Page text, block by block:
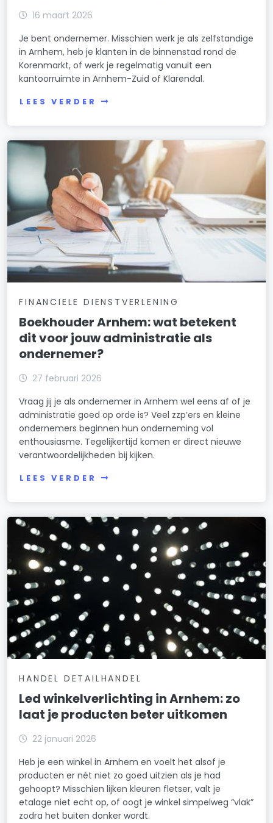
16 maart 2026
Je bent ondernemer. Misschien werk je als zelfstandige
in Arnhem, heb je klanten in de binnenstad rond de
Korenmarkt, of werk je regelmatig vanuit een
kantoorruimte in Arnhem-Zuid of Klarendal.
LEES VERDER
FINANCIELE DIENSTVERLENING
Boekhouder Arnhem: wat betekent
dit voor jouw administratie als
ondernemer?
27 februari 2026
Vraag jij je als ondernemer in Arnhem wel eens af of je
administratie goed op orde is? Veel zzp’ers en kleine
ondernemers beginnen hun onderneming vol
enthousiasme. Tegelijkertijd komen er direct nieuwe
verantwoordelijkheden bij kijken.
LEES VERDER
HANDEL DETAILHANDEL
Led winkelverlichting in Arnhem: zo
laat je producten beter uitkomen
22 januari 2026
Heb je een winkel in Arnhem en voelt het alsof je
producten er nét niet zo goed uitzien als je had
gehoopt? Misschien lijken kleuren fletser, valt je
etalage niet echt op, of oogt je winkel simpelweg “vlak”
zodra het buiten donker wordt.